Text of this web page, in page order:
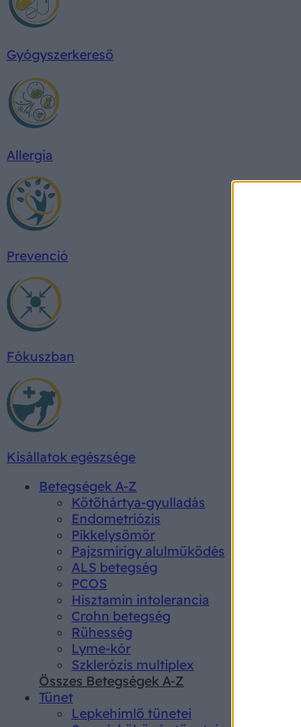
Gyógyszerkereső
Allergia
Prevenció
Fókuszban
Kisállatok egészsége
Betegségek A-Z
Kötőhártya-gyulladás
Endometriózis
Pikkelysömör
Pajzsmirigy alulműködés
ALS betegség
PCOS
Hisztamin intolerancia
Crohn betegség
Rühesség
Lyme-kór
Szklerózis multiplex
Összes Betegségek A-Z
Tünet
Lepkehimlő tünetei